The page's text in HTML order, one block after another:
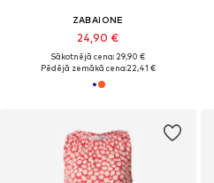
ZABAIONE
24,90 €
Sākotnējā cena: 29,90 €
Pēdējā zemākā cena:22,41 €